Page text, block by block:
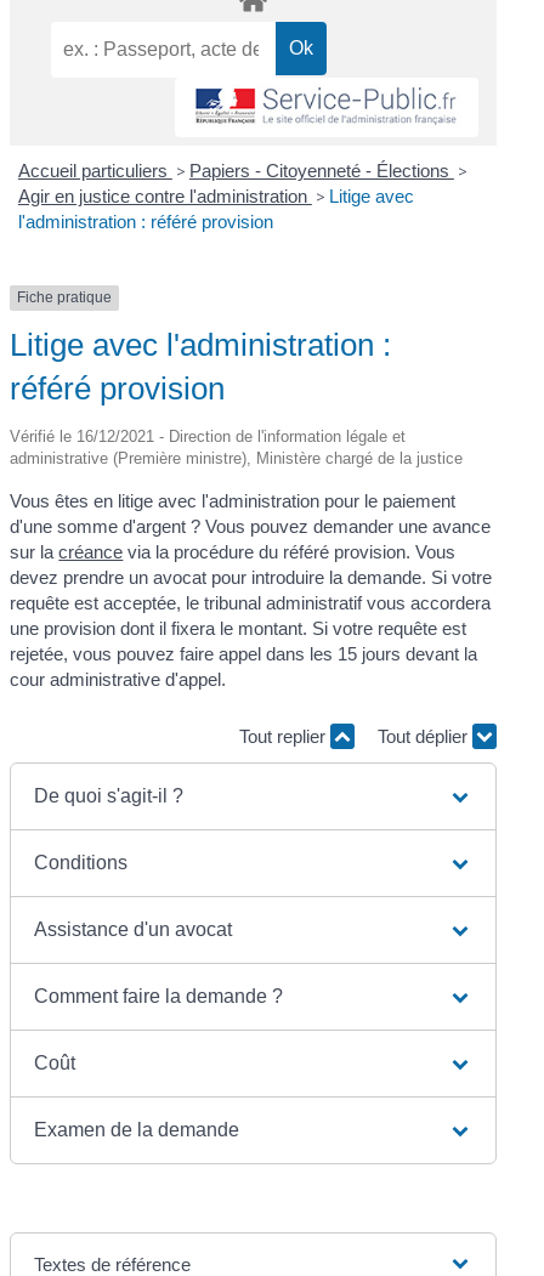
Accueil particuliers > Papiers - Citoyenneté - Élections >
Agir en justice contre l'administration > Litige avec
l'administration : référé provision
Fiche pratique
Litige avec l'administration :
référé provision
Vérifié le 16/12/2021 - Direction de l'information légale et
administrative (Première ministre), Ministère chargé de la justice
Vous êtes en litige avec l'administration pour le paiement
d'une somme d'argent ? Vous pouvez demander une avance
sur lacréance via la procédure du référé provision. Vous
devez prendre un avocat pour introduire la demande. Si votre
requête est acceptée, le tribunal administratif vous accordera
une provision dont il fixera le montant. Si votre requête est
rejetée, vous pouvez faire appel dans les 15 jours devant la
cour administrative d'appel.
Tout replier Tout déplier
De quoi s'agit-il ?
Conditions
Assistance d'un avocat
Comment faire la demande ?
Coût
Examen de la demande
Textes de référence